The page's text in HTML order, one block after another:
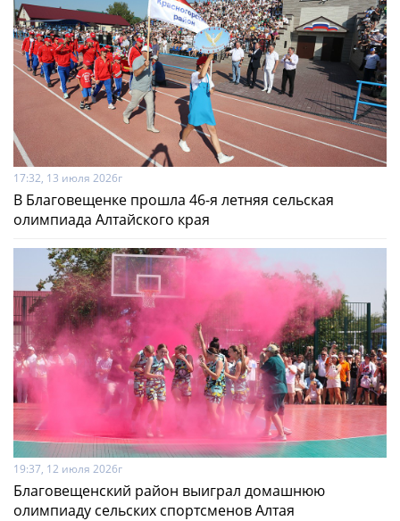
17:32, 13 июля 2026г
В Благовещенке прошла 46-я летняя сельская
олимпиада Алтайского края
19:37, 12 июля 2026г
Благовещенский район выиграл домашнюю
олимпиаду сельских спортсменов Алтая